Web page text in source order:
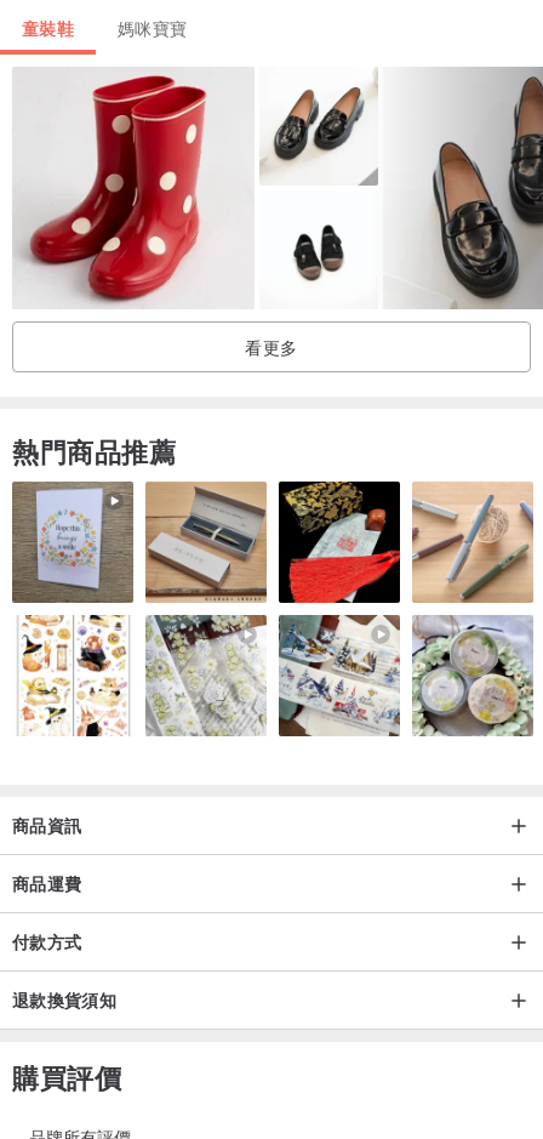
尺寸（平量）
腳長約 12 cm 寬幅約 6 cm
手工製作，左右腳的尺寸可能有若干差異，敬請見諒。
羊毛 80％ 絹 20%
溫柔的色調可愛，肌膚觸感也十分溫柔舒適。
建議手洗。
選用質地柔軟的素材，容易結毛球，
建議不用手拉拔除，用小剪刀仔細修剪即可。
提供免費包裝，有需要者請下單時在備註欄註明「無料ラッピングを
お願いします。」即可。
日本製 手工製作
【請注意】
Chaussons 為日本設計師品牌
本商品敘述由 Pinkoi 協助翻譯，商品會直接由日本設計師為您親自
寄出哦！
童裝鞋 媽咪寶寶
看更多
熱門商品推薦
商品資訊
商品運費
付款方式
退款換貨須知
購買評價